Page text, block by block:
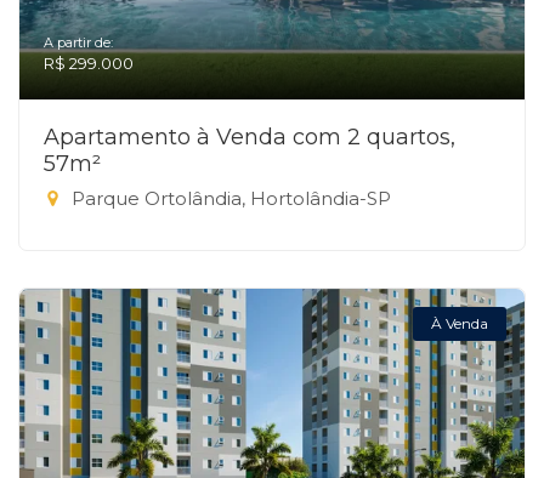
A partir de:
R$ 299.000
Apartamento à Venda com 2 quartos,
57m²
Parque Ortolândia, Hortolândia-SP
À Venda